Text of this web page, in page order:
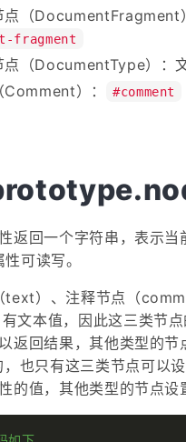
点（DocumentFragment
fragment
点（DocumentType）：
）：
#comment
返回一个字符串，表示当
可读写。
text）、注释节点（
文本值，因此这三类节点
返回结果，其他类型的节
，也只有这三类节点可以
的值，其他类型的节点设